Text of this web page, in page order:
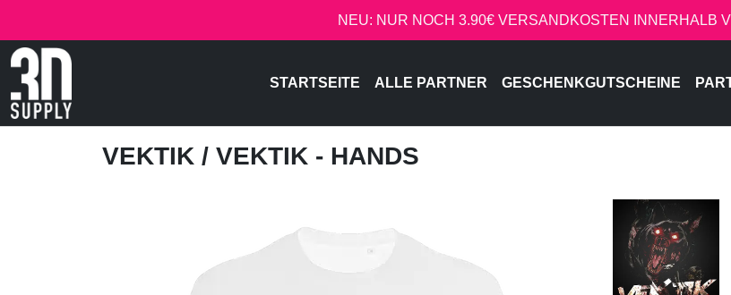
NEU: NUR NOCH 3.90€ VERSANDKOSTEN INNERHALB
STARTSEITE ALLE PARTNER GESCHENKGUTSCHEINE
VEKTIK / VEKTIK - HANDS